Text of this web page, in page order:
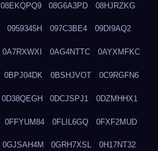
08EKQPQ9 08G6A3PD 08HJRZKG
0959345H 097C3BE4 09DI9AQ2
0A7RXWXI 0AG4NTTC 0AYXMFKC
0BPJ04DK 0BSHJVOT 0C9RGFN6
0D38QEGH 0DCJSPJ1 0DZMHHX1
0FFYUM84 0FLIL6GQ 0FXF2MUD
0GJSAH4M 0GRH7XSL 0H17NT32